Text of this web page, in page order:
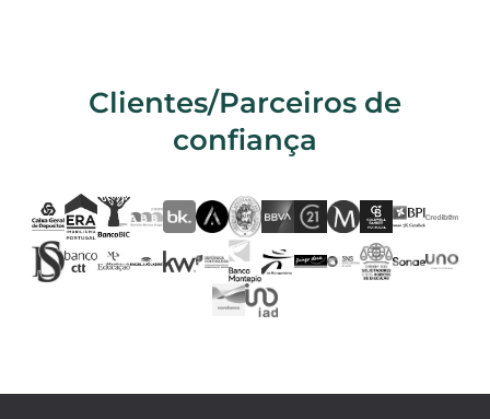
Clientes/Parceiros de
confiança